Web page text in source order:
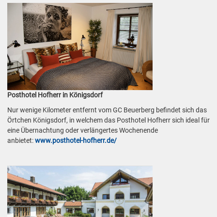
Posthotel Hofherr in Königsdorf
Nur wenige Kilometer entfernt vom GC Beuerberg befindet sich das
Örtchen Königsdorf, in welchem das Posthotel Hofherr sich ideal für
eine Übernachtung oder verlängertes Wochenende
anbietet:www.posthotel-hofherr.de/